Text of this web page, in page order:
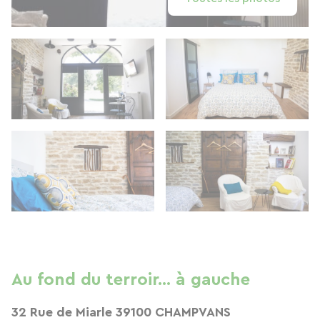
Au fond du terroir... à gauche
32 Rue de Miarle 39100 CHAMPVANS